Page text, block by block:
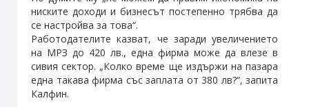
ниските доходи и бизнесът постепенно трябва да
се настройва за това“.
Работодателите казват, че заради увеличението
на МРЗ до 420 лв., една фирма може да влезе в
сивия сектор. „Колко време ще издържи на пазара
една такава фирма със заплата от 380 лв?“, запита
Калфин.